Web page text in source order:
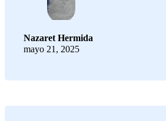
Nazaret Hermida
mayo 21, 2025